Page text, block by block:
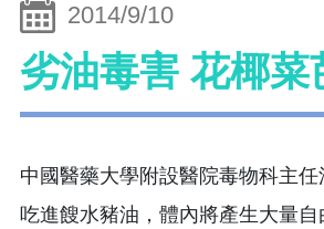
2014/9/10
劣油毒害 花椰菜
中國醫藥大學附設醫院毒物科主
吃進餿水豬油，體內將產生大量